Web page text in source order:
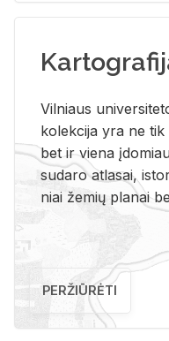
Vil­niaus
ko­lek­ci­ja yra ne tik
bet ir vie­na
su­da­ro at­la­sai,
niai že­mių pla­nai
PERŽIŪRĖTI